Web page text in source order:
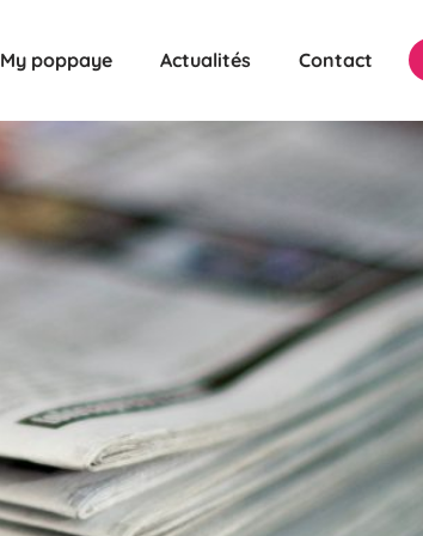
My poppaye Actualités Contact